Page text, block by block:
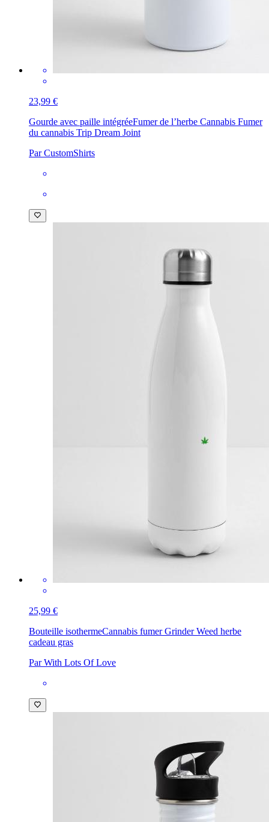
23,99 €
Gourde avec paille intégréeFumer de l’herbe Cannabis Fumer
du cannabis Trip Dream Joint
Par CustomShirts
25,99 €
Bouteille isothermeCannabis fumer Grinder Weed herbe
cadeau gras
Par With Lots Of Love